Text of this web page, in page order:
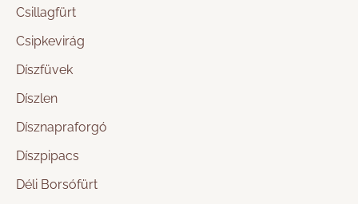
Csillagfürt
Csipkevirág
Díszfüvek
Díszlen
Dísznapraforgó
Díszpipacs
Déli Borsófürt